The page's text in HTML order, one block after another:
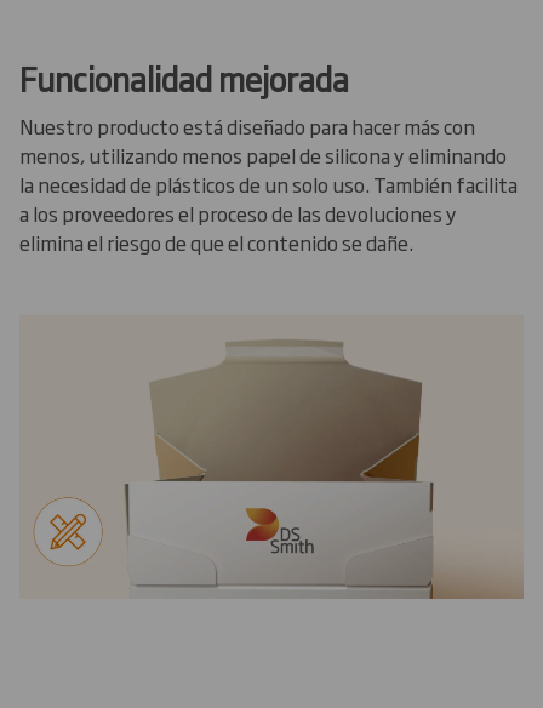
Funcionalidad mejorada
Nuestro producto está diseñado para hacer más con
menos, utilizando menos papel de silicona y eliminando
la necesidad de plásticos de un solo uso. También facilita
a los proveedores el proceso de las devoluciones y
elimina el riesgo de que el contenido se dañe.